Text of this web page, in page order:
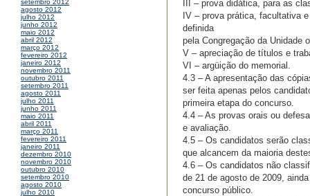
setembro 2012
agosto 2012
julho 2012
junho 2012
maio 2012
abril 2012
março 2012
fevereiro 2012
janeiro 2012
novembro 2011
outubro 2011
setembro 2011
agosto 2011
julho 2011
junho 2011
maio 2011
abril 2011
março 2011
fevereiro 2011
janeiro 2011
dezembro 2010
novembro 2010
outubro 2010
setembro 2010
agosto 2010
julho 2010
III – prova didática, para as
IV – prova prática, facultativa
definida
pela Congregação da Unidade
V – apreciação de títulos e
VI – argüição do memorial.
4.3 – A apresentação das
ser feita apenas pelos
primeira etapa do concurso.
4.4 – As provas orais ou
e avaliação.
4.5 – Os candidatos serão
que alcancem da maioria
4.6 – Os candidatos não
de 21 de agosto de 2009,
concurso público.